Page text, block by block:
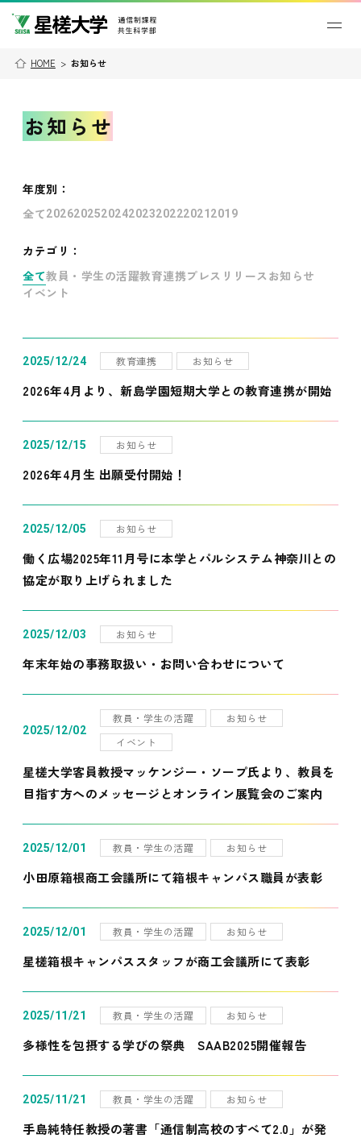
HOME > お知らせ
お知らせ
年度別 ：
全て202620252024202320222021 2019
カテゴリ：
全て教員・学生の活躍教育連携プレスリリース お知らせ
イベント
2025/12/24 教育連携 お知らせ
2026年4月より、新島学園短期大学との教育連携が開始
2025/12/15 お知らせ
2026年4月生 出願受付開始！
2025/12/05 お知らせ
働く広場2025年11月号に本学とパルシステム神奈川との
協定が取り上げられました
2025/12/03 お知らせ
年末年始の事務取扱い・お問い合わせについて
2025/12/02
教員・学生の活躍
お知らせ
イベント
星槎大学客員教授マッケンジー・ソープ氏より、教員を
目指す方へのメッセージとオンライン展覧会のご案内
2025/12/01 教員・学生の活躍 お知らせ
小田原箱根商工会議所にて箱根キャンパス職員が表彰
2025/12/01 教員・学生の活躍 お知らせ
星槎箱根キャンパススタッフが商工会議所にて表彰
2025/11/21 教員・学生の活躍 お知らせ
多様性を包摂する学びの祭典 SAAB2025開催報告
2025/11/21 教員・学生の活躍 お知らせ
手島純特任教授の著書「通信制高校のすべて2.0」が発